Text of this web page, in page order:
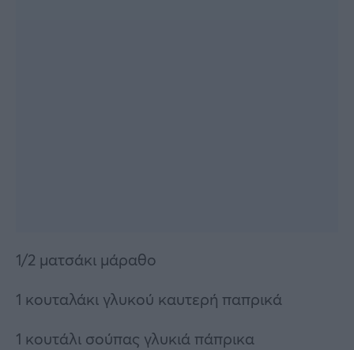
1/2 ματσάκι μάραθο
1 κουταλάκι γλυκού καυτερή παπρικά
1 κουτάλι σούπας γλυκιά πάπρικα